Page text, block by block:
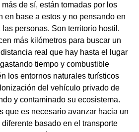
de sí, están tomadas por los
en base a estos y no pensando en
personas. Son territorio hostil.
más kilómetros para buscar un
real que hay hasta el lugar
tiempo y combustible
los entornos naturales turísticos
del vehículo privado de
y contaminado su ecosistema.
que es necesario avanzar hacia un
basado en el transporte